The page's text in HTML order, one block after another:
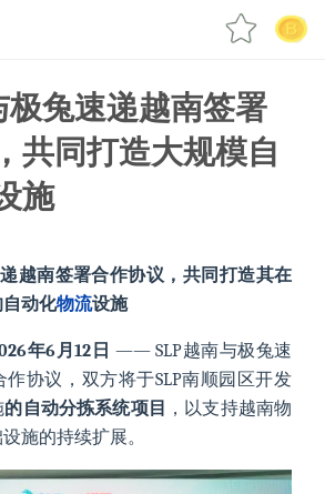
极兔速递越南签署
共同打造大规模自
施
越南签署合作协议，共同打造其在
动化物流设施
年6月12日 —— SLP越南与极兔速
协议，双方将于SLP南顺园区开发
的自动分拣系统项目
，以支持越南物
施的持续扩展。